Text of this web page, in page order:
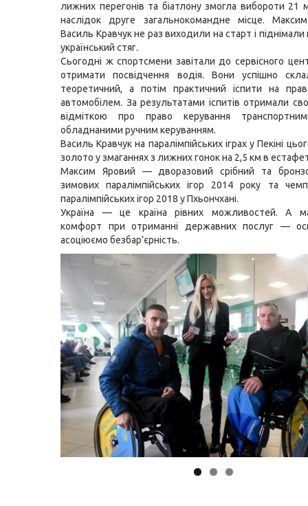
лижних перегонів та біатлону змогла вибороти 21
наслідок друге загальнокомандне місце.
Василь Кравчук не раз виходили на старт і
український стяг.
Сьогодні ж спортсмени завітали до сервісного
отримати посвідчення водія. Вони успішно
теоретичний, а потім практичний іспити на
автомобілем. За результатами іспитів отримали
відміткою про право керування
обладнаними ручним керуванням.
Василь Кравчук на паралімпійських іграх у Пекіні
золото у змаганнях з лижних гонок на 2,5 км в
Максим Яровий — дворазовий срібний та
зимових паралімпійських ігор 2014 року та
паралімпійських ігор 2018 у Пхьончхані.
Україна — це країна рівних можливостей. А
комфорт при отриманні державних послуг —
асоціюємо безбар’єрність.